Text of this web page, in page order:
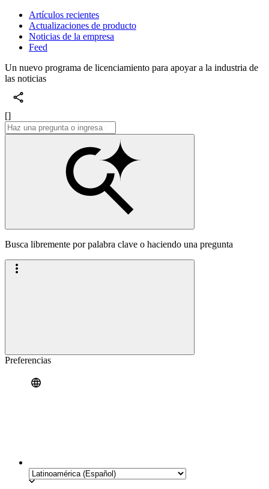
Artículos recientes
Actualizaciones de producto
Noticias de la empresa
Feed
Un nuevo programa de licenciamiento para apoyar a la industria de
las noticias
[]
Busca libremente por palabra clave o haciendo una pregunta
Preferencias